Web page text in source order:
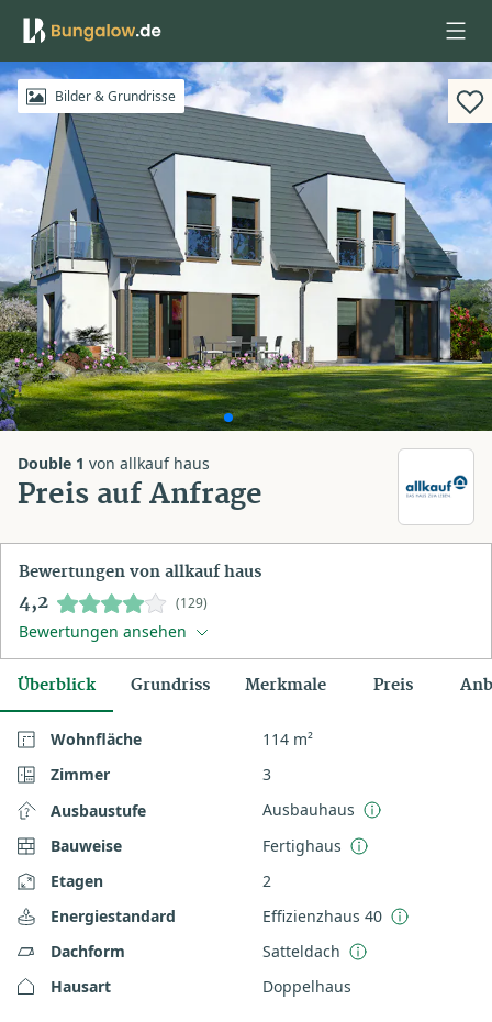
Anmelden
Bilder & Grundrisse
Double 1 von allkauf haus
Preis auf Anfrage
Bewertungen von allkauf haus
4,2 (129)
Bewertungen ansehen
Überblick Grundriss Merkmale Preis
Wohnfläche
114 m²
Zimmer
3
Ausbaustufe
Ausbauhaus
Bauweise
Fertighaus
Etagen
2
Energiestandard
Effizienzhaus 40
Dachform
Satteldach
Hausart
Doppelhaus